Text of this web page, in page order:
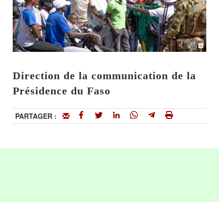
Direction de la communication de la
Présidence du Faso
PARTAGER :